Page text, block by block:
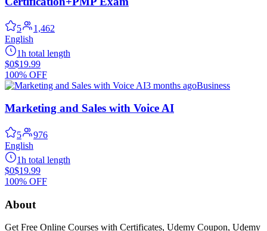
5
1,462
English
1h total length
$0$19.99
100% OFF
3 months agoBusiness
Marketing and Sales with Voice AI
5
976
English
1h total length
$0$19.99
100% OFF
About
Get Free Online Courses with Certificates, Udemy Coupon, Udemy